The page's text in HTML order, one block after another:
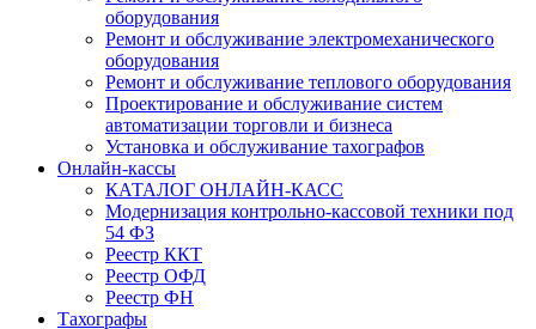
оборудования
Ремонт и обслуживание электромеханического
оборудования
Ремонт и обслуживание теплового оборудования
Проектирование и обслуживание систем
автоматизации торговли и бизнеса
Установка и обслуживание тахографов
Онлайн-кассы
КАТАЛОГ ОНЛАЙН-КАСС
Модернизация контрольно-кассовой техники под
54 ФЗ
Реестр ККТ
Реестр ОФД
Реестр ФН
Тахографы